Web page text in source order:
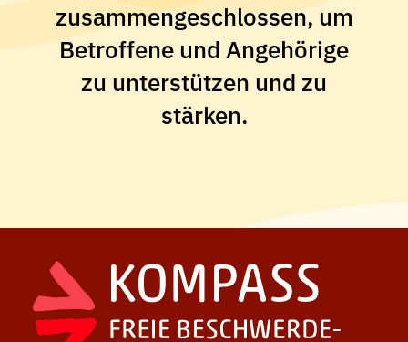
zusammengeschlossen, um
Betroffene und Angehörige
zu unterstützen und zu
stärken.